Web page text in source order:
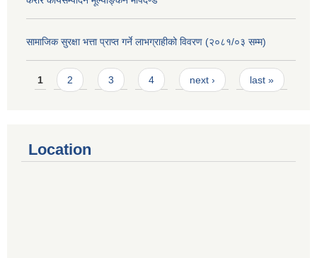
सामाजिक सुरक्षा भत्ता प्राप्त गर्ने लाभग्राहीको विवरण (२०८१/०३ सम्म)
Pages
1 2 3 4 next › last »
Location